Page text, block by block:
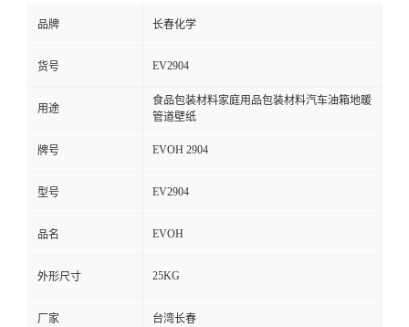
言
品牌 长春化学
货号 EV2904
用途
食品包装材料家庭用品包装材料汽车油箱地暖
管道壁纸
牌号 EVOH 2904
型号 EV2904
品名 EVOH
外形尺寸 25KG
厂家 台湾长春